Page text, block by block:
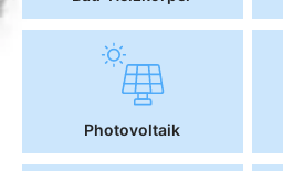
Photovoltaik